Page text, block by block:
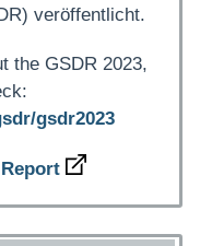
veröffentlicht.
the GSDR 2023,
gsdr2023